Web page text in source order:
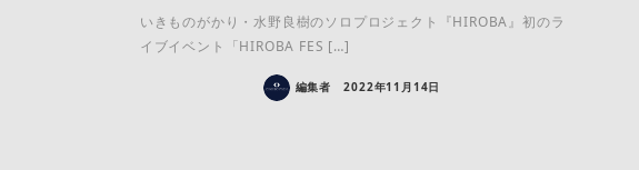
いきものがかり・水野良樹のソロプロジェクト『HIROBA』初のラ
イブイベント「HIROBA FES […]
編集者 2022年11月14日